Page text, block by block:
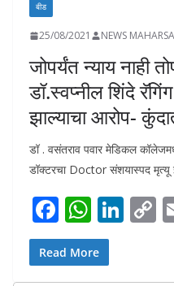
बीड
25/08/2021 NEWS
जोपर्यंत न्याय नाही
डॉ.स्वप्नील शिंदे
झाल्याचा आरोप-
डॉ . वसंतराव पवार मेडिकल
डॉक्टरचा Doctor संशयास्पद मृत्यू
F
ac
e
W
h
at
Li C
Read More